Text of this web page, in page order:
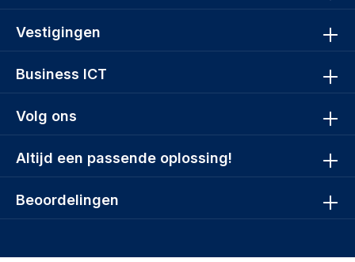
Volg ons
Altijd een passende oplossing!
Vestigingen
Business ICT
Beoordelingen